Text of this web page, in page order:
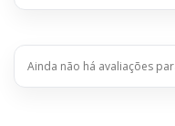
Ainda não há avaliações